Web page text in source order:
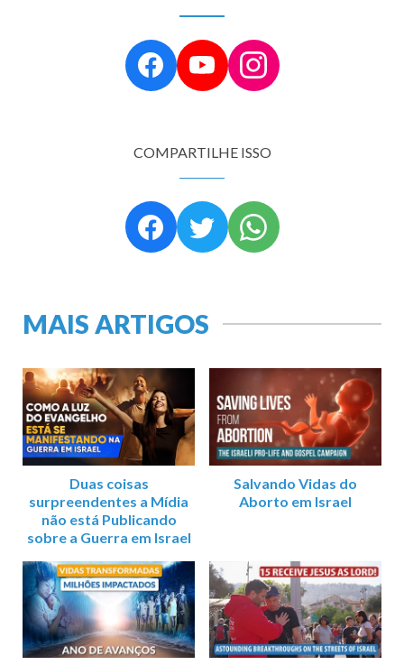
COMPARTILHE ISSO
MAIS ARTIGOS
Duas coisas
surpreendentes a Mídia
não está Publicando
sobre a Guerra em Israel
Salvando Vidas do
Aborto em Israel